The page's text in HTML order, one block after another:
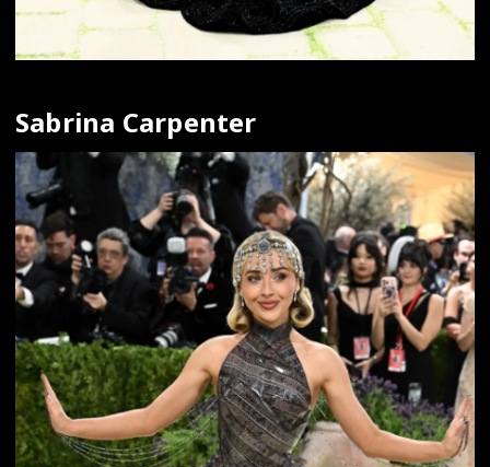
Sabrina Carpenter